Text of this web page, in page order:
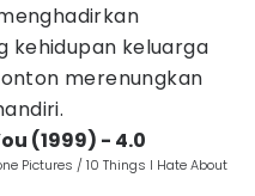
kehidupan keluarga
merenungkan
(1999) - 4.0
Pictures / 10 Things I Hate About